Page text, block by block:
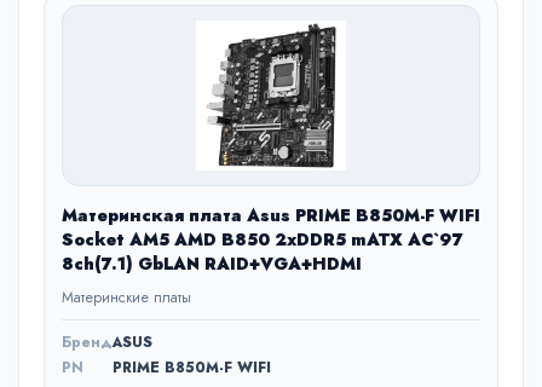
Материнская плата Asus PRIME B850M-F WIFI
Socket AM5 AMD B850 2xDDR5 mATX AC`97
8ch(7.1) GbLAN RAID+VGA+HDMI
Материнские платы
БрендASUS
PN
PRIME B850M-F WIFI